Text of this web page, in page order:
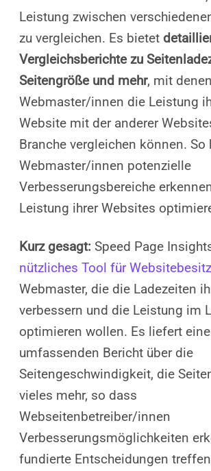
Leistung zwischen
zu vergleichen. Es bietet
Vergleichsberichte zu
Seitengröße und mehr, mit denen
Webmaster/innen die Leistung
Website mit der anderer
Branche vergleichen können. So
Webmaster/innen potenzielle
Verbesserungsbereiche
Leistung ihrer Websites
Kurz gesagt: Speed Page
nützliches Tool für
Webmaster, die die Ladezeiten
verbessern und die Leistung im
optimieren wollen. Es liefert
umfassenden Bericht über die
Seitengeschwindigkeit, die
vieles mehr, so dass
Webseitenbetreiber/innen
Verbesserungsmöglichkeiten
fundierte Entscheidungen